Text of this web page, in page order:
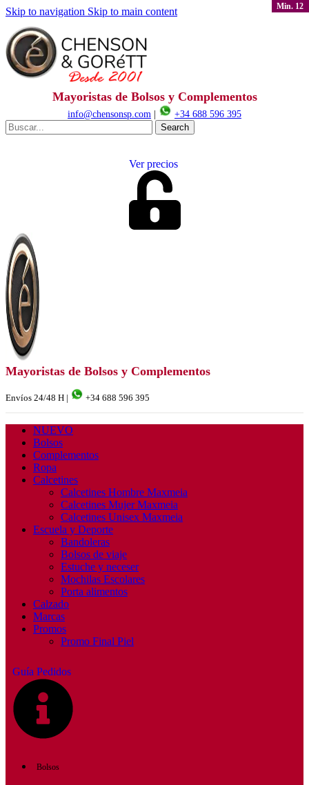
Skip to navigation Skip to main content
Mayoristas de Bolsos y Complementos
info@chensonsp.com
+34 688 596 395
Search
Ver precios
Mayoristas de Bolsos y Complementos
Envíos 24/48 H | +34 688 596 395
NUEVO
Bolsos
Complementos
Ropa
Calcetines
Calcetines Hombre Maxmeia
Calcetines Mujer Maxmeia
Calcetines Unisex Maxmeia
Escuela y Deporte
Bandoleras
Bolsos de viaje
Estuche y neceser
Mochilas Escolares
Porta alimentos
Calzado
Marcas
Promos
Promo Final Piel
Guía Pedidos
Bolsos
Min. 12